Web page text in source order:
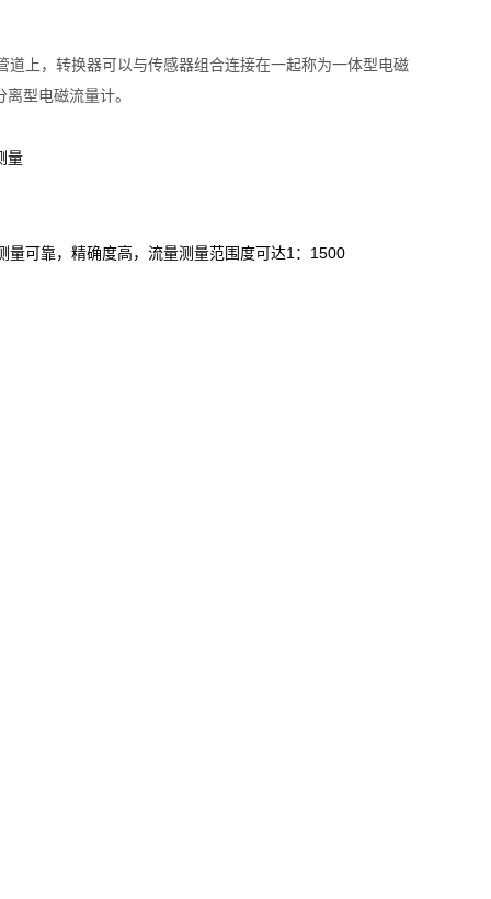
上，转换器可以与传感器组合连接在一起称为一体型电磁
型电磁流量计。
量
量可靠，精确度高，流量测量范围度可达1： 1500